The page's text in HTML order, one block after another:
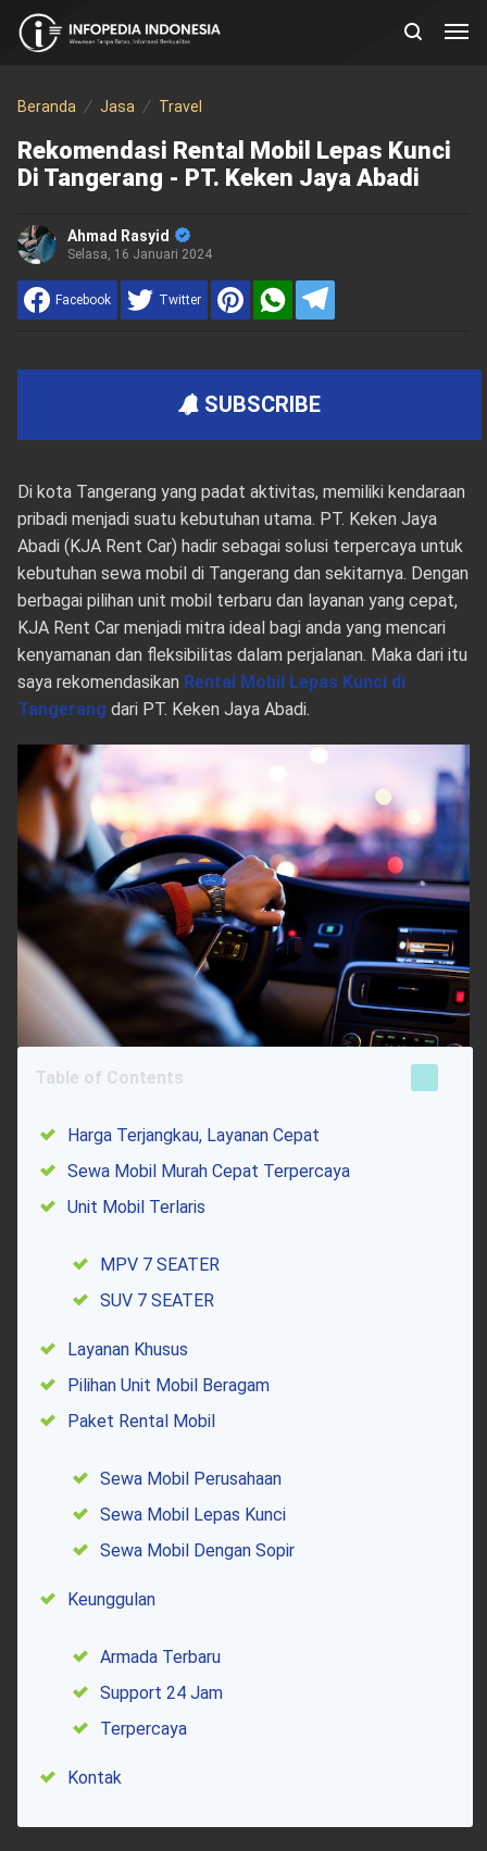
Beranda Jasa Travel
Rekomendasi Rental Mobil Lepas Kunci
Di Tangerang - PT. Keken Jaya Abadi
Ahmad Rasyid
Selasa, 16 Januari 2024
Facebook Twitter
SUBSCRIBE
Di kota Tangerang yang padat aktivitas, memiliki kendaraan
pribadi menjadi suatu kebutuhan utama. PT. Keken Jaya
Abadi (KJA Rent Car) hadir sebagai solusi terpercaya untuk
kebutuhan sewa mobil di Tangerang dan sekitarnya. Dengan
berbagai pilihan unit mobil terbaru dan layanan yang cepat,
KJA Rent Car menjadi mitra ideal bagi anda yang mencari
kenyamanan dan fleksibilitas dalam perjalanan. Maka dari itu
saya rekomendasikan Rental Mobil Lepas Kunci di
Tangerang dari PT. Keken Jaya Abadi.
Table of Contents
Harga Terjangkau, Layanan Cepat
Sewa Mobil Murah Cepat Terpercaya
Unit Mobil Terlaris
MPV 7 SEATER
SUV 7 SEATER
Layanan Khusus
Pilihan Unit Mobil Beragam
Paket Rental Mobil
Sewa Mobil Perusahaan
Sewa Mobil Lepas Kunci
Sewa Mobil Dengan Sopir
Keunggulan
Armada Terbaru
Support 24 Jam
Terpercaya
Kontak